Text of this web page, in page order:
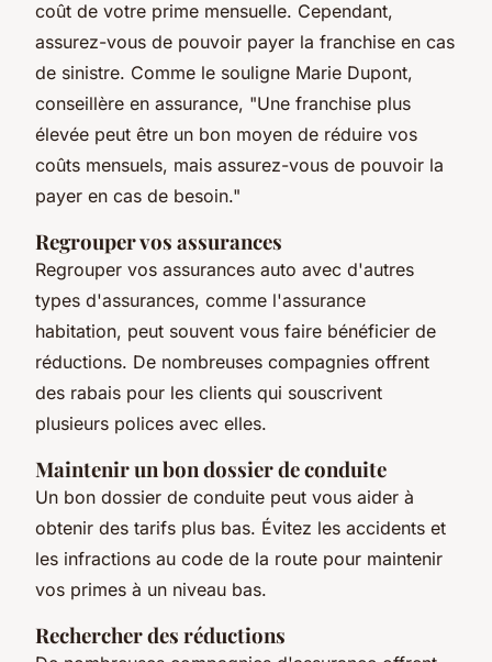
coût de votre prime mensuelle. Cependant,
assurez-vous de pouvoir payer la franchise en cas
de sinistre. Comme le souligne Marie Dupont,
conseillère en assurance, "Une franchise plus
élevée peut être un bon moyen de réduire vos
coûts mensuels, mais assurez-vous de pouvoir la
payer en cas de besoin."
Regrouper vos assurances
Regrouper vos assurances auto avec d'autres
types d'assurances, comme l'assurance
habitation, peut souvent vous faire bénéficier de
réductions. De nombreuses compagnies offrent
des rabais pour les clients qui souscrivent
plusieurs polices avec elles.
Maintenir un bon dossier de conduite
Un bon dossier de conduite peut vous aider à
obtenir des tarifs plus bas. Évitez les accidents et
les infractions au code de la route pour maintenir
vos primes à un niveau bas.
Rechercher des réductions